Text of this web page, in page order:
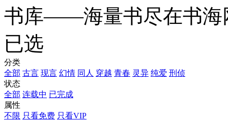
书库——海量书尽在书海
已选
分类
全部 古言 现言 幻情 同人 穿越 青春 灵异 纯爱 刑侦
状态
全部 连载中 已完成
属性
不限 只看免费 只看VIP